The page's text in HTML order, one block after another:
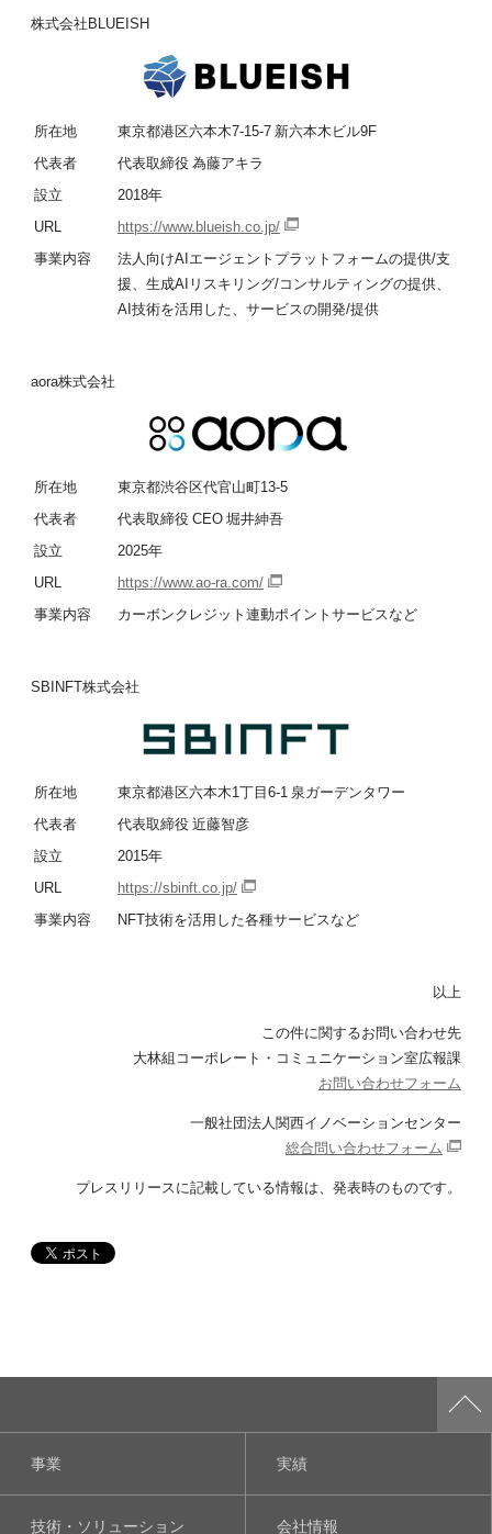
株式会社BLUEISH
所在地
東京都港区六本木7-15-7 新六本木ビル9F
代表者
代表取締役 為藤アキラ
設立
2018年
URL
https://www.blueish.co.jp/
事業内容
法人向けAIエージェントプラットフォームの提供/支
援、生成AIリスキリング/コンサルティングの提供、
AI技術を活用した、サービスの開発/提供
aora株式会社
所在地
東京都渋谷区代官山町13-5
代表者
代表取締役 CEO 堀井紳吾
設立
2025年
URL
https://www.ao-ra.com/
事業内容
カーボンクレジット連動ポイントサービスなど
SBINFT株式会社
所在地
東京都港区六本木1丁目6-1 泉ガーデンタワー
代表者
代表取締役 近藤智彦
設立
2015年
URL
https://sbinft.co.jp/
事業内容
NFT技術を活用した各種サービスなど
以上
この件に関するお問い合わせ先
大林組コーポレート・コミュニケーション室広報課
お問い合わせフォーム
一般社団法人関西イノベーションセンター
総合問い合わせフォーム
プレスリリースに記載している情報は、 発表時のものです。
事業 実績
技術・ソリューション 会社情報